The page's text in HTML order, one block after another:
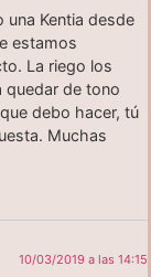
una Kentia desde
estamos
La riego los
quedar de tono
debo hacer, tú
Muchas
10/03/2019 a las 14:15